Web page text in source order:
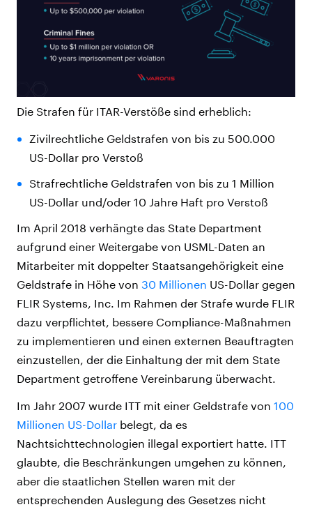
Die Strafen für ITAR-Verstöße sind erheblich:
Zivilrechtliche Geldstrafen von bis zu 500.000
US-Dollar pro Verstoß
Strafrechtliche Geldstrafen von bis zu 1 Million
US-Dollar und/oder 10 Jahre Haft pro Verstoß
Im April 2018 verhängte das State Department
aufgrund einer Weitergabe von USML-Daten an
Mitarbeiter mit doppelter Staatsangehörigkeit eine
Geldstrafe in Höhe von 30 Millionen US-Dollar gegen
FLIR Systems, Inc. Im Rahmen der Strafe wurde FLIR
dazu verpflichtet, bessere Compliance-Maßnahmen
zu implementieren und einen externen Beauftragten
einzustellen, der die Einhaltung der mit dem State
Department getroffene Vereinbarung überwacht.
Im Jahr 2007 wurde ITT mit einer Geldstrafe von 100
Millionen US-Dollar belegt, da es
Nachtsichttechnologien illegal exportiert hatte. ITT
glaubte, die Beschränkungen umgehen zu können,
aber die staatlichen Stellen waren mit der
entsprechenden Auslegung des Gesetzes nicht